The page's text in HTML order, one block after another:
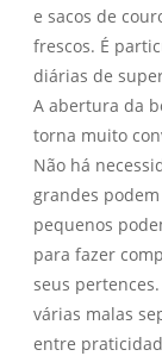
e sacos de
frescos. É
diárias de
A abertura da
torna muito
Não há
grandes
pequenos
para fazer
seus
várias malas
entre